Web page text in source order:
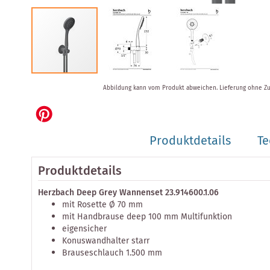
der
Bildergalerie
Abbildung kann vom Produkt abweichen. Lieferung ohne
Produktdetails
Produktdetails
Herzbach Deep Grey Wannenset 23.914600.1.06
mit Rosette Ø 70 mm
mit Handbrause deep 100 mm Multifunktion
eigensicher
Konuswandhalter starr
Brauseschlauch 1.500 mm